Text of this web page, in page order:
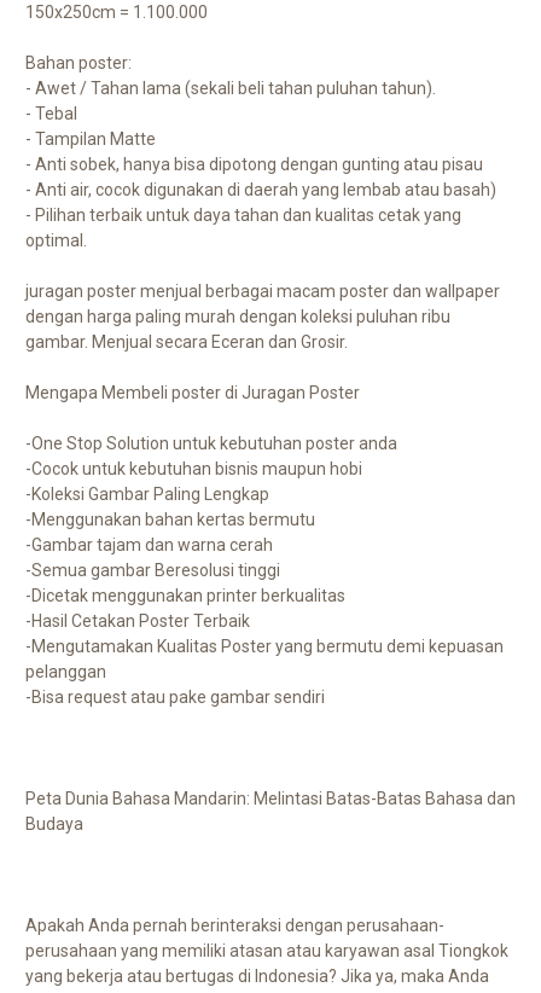
150x250cm = 1.100.000
Bahan poster:
- Awet / Tahan lama (sekali beli tahan puluhan tahun).
- Tebal
- Tampilan Matte
- Anti sobek, hanya bisa dipotong dengan gunting atau pisau
- Anti air, cocok digunakan di daerah yang lembab atau basah)
- Pilihan terbaik untuk daya tahan dan kualitas cetak yang
optimal.
juragan poster menjual berbagai macam poster dan wallpaper
dengan harga paling murah dengan koleksi puluhan ribu
gambar. Menjual secara Eceran dan Grosir.
Mengapa Membeli poster di Juragan Poster
-One Stop Solution untuk kebutuhan poster anda
-Cocok untuk kebutuhan bisnis maupun hobi
-Koleksi Gambar Paling Lengkap
-Menggunakan bahan kertas bermutu
-Gambar tajam dan warna cerah
-Semua gambar Beresolusi tinggi
-Dicetak menggunakan printer berkualitas
-Hasil Cetakan Poster Terbaik
-Mengutamakan Kualitas Poster yang bermutu demi kepuasan
pelanggan
-Bisa request atau pake gambar sendiri
Peta Dunia Bahasa Mandarin: Melintasi Batas-Batas Bahasa dan
Budaya
Apakah Anda pernah berinteraksi dengan perusahaan-
perusahaan yang memiliki atasan atau karyawan asal Tiongkok
yang bekerja atau bertugas di Indonesia? Jika ya, maka Anda